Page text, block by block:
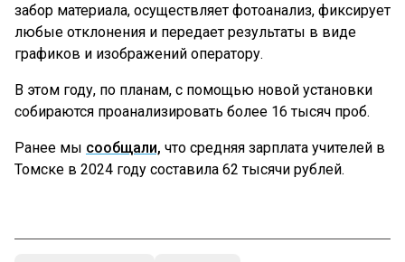
забор материала, осуществляет фотоанализ, фиксирует
любые отклонения и передает результаты в виде
графиков и изображений оператору.
В этом году, по планам, с помощью новой установки
собираются проанализировать более 16 тысяч проб.
Ранее мы сообщали, что средняя зарплата учителей в
Томске в 2024 году составила 62 тысячи рублей.